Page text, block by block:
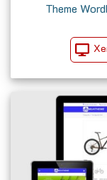
Theme